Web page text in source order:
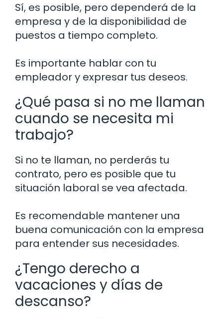
Sí, es posible, pero dependerá de la
empresa y de la disponibilidad de
puestos a tiempo completo.
Es importante hablar con tu
empleador y expresar tus deseos.
¿Qué pasa si no me llaman
cuando se necesita mi
trabajo?
Si no te llaman, no perderás tu
contrato, pero es posible que tu
situación laboral se vea afectada.
Es recomendable mantener una
buena comunicación con la empresa
para entender sus necesidades.
¿Tengo derecho a
vacaciones y días de
descanso?